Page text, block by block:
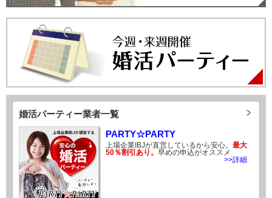
婚活パーティー業者一覧
PARTY☆PARTY
上場企業IBJが直営しているから安心。 最大
50％割引あり。 早めの申込がオススメ
>>詳細